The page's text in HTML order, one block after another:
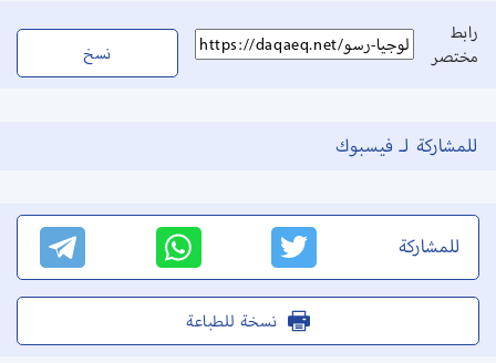
رابط
مختصر
نسخ
للمشاركة لـ فيسبوك
للمشاركة
نسخة للطباعة